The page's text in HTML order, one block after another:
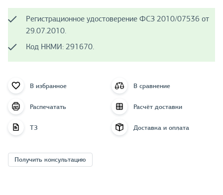
Регистрационное удостоверение ФСЗ 2010/07536 от
29.07.2010.
Код НКМИ: 291670.
В избранное В сравнение
Распечатать Расчёт доставки
ТЗ Доставка и оплата
Получить консультацию